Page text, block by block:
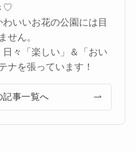
♡
いいお花の公園には目
せん。
々「楽しい」＆「おい
ナを張っています！
記事一覧へ